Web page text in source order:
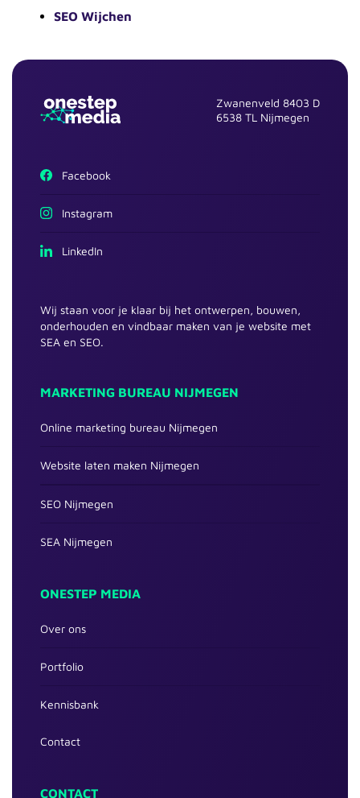
SEO Wijchen
Zwanenveld 8403 D
6538 TL Nijmegen
Facebook
Instagram
LinkedIn
Wij staan voor je klaar bij het ontwerpen, bouwen,
onderhouden en vindbaar maken van je website met
SEA en SEO.
MARKETING BUREAU NIJMEGEN
Online marketing bureau Nijmegen
Website laten maken Nijmegen
SEO Nijmegen
SEA Nijmegen
ONESTEP MEDIA
Over ons
Portfolio
Kennisbank
Contact
CONTACT